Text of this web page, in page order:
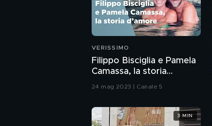
VERISSIMO
Filippo Bisciglia e Pamela
Camassa, la storia
24 mag 2023 | Canale 5
3 MIN